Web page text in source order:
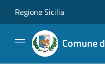
Regione Sicilia
Comune